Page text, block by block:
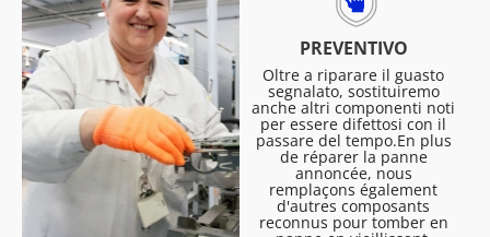
PREVENTIVO
Oltre a riparare il guasto
segnalato, sostituiremo
anche altri componenti noti
per essere difettosi con il
passare del tempo.En plus
de réparer la panne
annoncée, nous
remplaçons également
d'autres composants
reconnus pour tomber en